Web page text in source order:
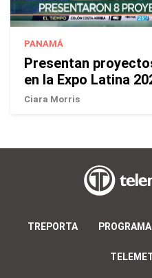
PANAMÁ
Presentan
en la Expo Latina
Ciara Morris
TREPORTA